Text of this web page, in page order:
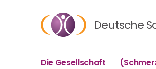
Deutsche
Die Gesellschaft